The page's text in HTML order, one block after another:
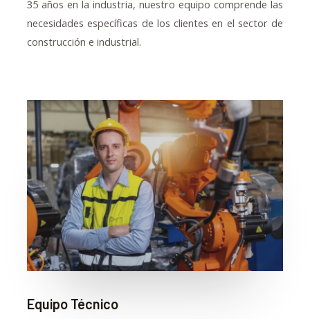
35 años en la industria, nuestro equipo comprende las
necesidades específicas de los clientes en el sector de
construcción e industrial.
Equipo Técnico